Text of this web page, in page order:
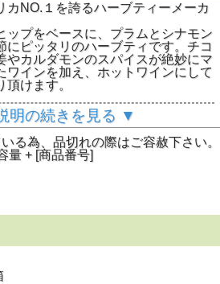
カNO.１を誇るハーブティーメーカ
ップをベースに、プラムとシナモン
にピッタリのハーブティです。チコ
やカルダモンのスパイスが絶妙にマ
ワインを加え、ホットワインにして
けます。
明の続きを見る ▼
る為、品切れの際はご容赦下さい。
量 + [商品番号]